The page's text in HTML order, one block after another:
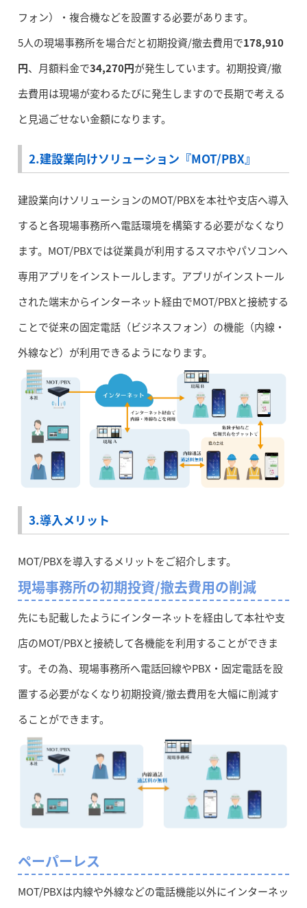
フォン）・複合機などを設置する必要があります。
5人の現場事務所を場合だと初期投資/撤去費用で178,910
円、月額料金で34,270円が発生しています。初期投資/撤
去費用は現場が変わるたびに発生しますので長期で考える
と見過ごせない金額になります。
2.建設業向けソリューション『MOT/PBX』
建設業向けソリューションのMOT/PBXを本社や支店へ導入
すると各現場事務所へ電話環境を構築する必要がなくなり
ます。MOT/PBXでは従業員が利用するスマホやパソコンへ
専用アプリをインストールします。アプリがインストール
された端末からインターネット経由でMOT/PBXと接続する
ことで従来の固定電話（ビジネスフォン）の機能（内線・
外線など）が利用できるようになります。
3.導入メリット
MOT/PBXを導入するメリットをご紹介します。
現場事務所の初期投資/撤去費用の削減
先にも記載したようにインターネットを経由して本社や支
店のMOT/PBXと接続して各機能を利用することができま
す。その為、現場事務所へ電話回線やPBX・固定電話を設
置する必要がなくなり初期投資/撤去費用を大幅に削減す
ることができます。
ペーパーレス
MOT/PBXは内線や外線などの電話機能以外にインターネッ